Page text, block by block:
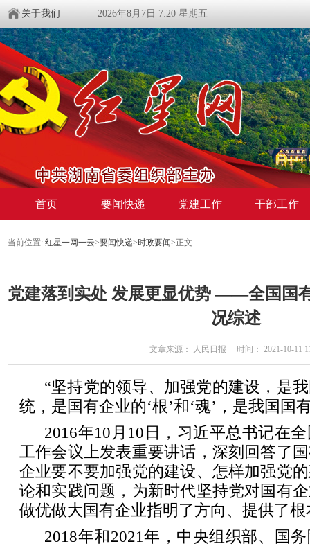
关于我们 2026年8月7日 7:20 星期五
首页 要闻快递 党建工作 干部工作
当前位置: 红星一网一云>要闻快递>时政要闻>正文
党建落到实处 发展更显优势 ——全国国
况综述
文章来源： 人民日报 时间： 2021-10-11
“坚持党的领导、加强党的建设，是
统，是国有企业的‘根’和‘魂’，是我国国
2016年10月10日，习近平总书记在
工作会议上发表重要讲话，深刻回答了
企业要不要加强党的建设、怎样加强党
论和实践问题，为新时代坚持党对国有
做优做大国有企业指明了方向、提供了
2018年和2021年，中央组织部、国